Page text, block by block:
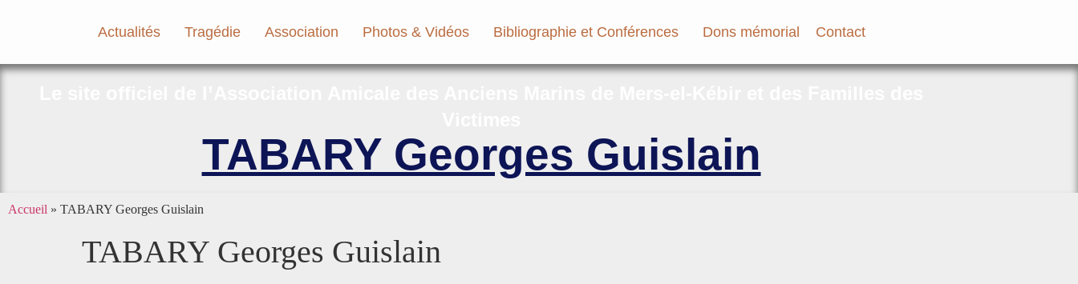
Actualités Tragédie Association Photos & Vidéos Bibliographie et Conférences Dons mémorial Contact
TABARY Georges Guislain
Accueil » TABARY Georges Guislain
TABARY Georges Guislain